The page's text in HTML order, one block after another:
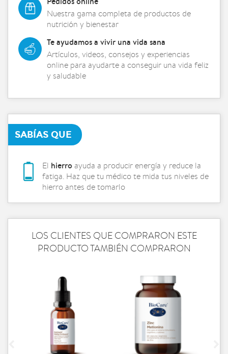
Nuestra gama completa de productos de
nutrición y bienestar
Te ayudamos a vivir una vida sana
Artículos, videos, consejos y experiencias
online para ayudarte a conseguir una vida feliz
y saludable
SABÍAS QUE
El hierroayuda a producir energía y reduce la
fatiga. Haz que tu médico te mida tus niveles de
hierro antes de tomarlo
LOS CLIENTES QUE COMPRARON ESTE
PRODUCTO TAMBIÉN COMPRARON